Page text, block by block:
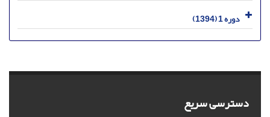
دوره 1 (1394)
دسترسی سریع